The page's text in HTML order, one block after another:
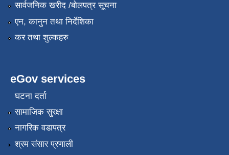
सार्वजनिक खरीद /बोलपत्र सूचना
एन, कानुन तथा निर्देशिका
कर तथा शुल्कहरु
eGov services
घटना दर्ता
सामाजिक सुरक्षा
नागरिक वडापत्र
श्रम संसार प्रणाली